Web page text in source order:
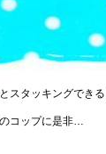
スタッキングできる
コップに是非…